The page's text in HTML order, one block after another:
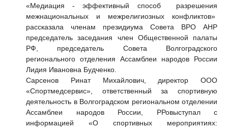
«Медиация - эффективный способ разрешения
межнациональных и межрелигиозных конфликтов»
рассказала членам президиума Совета ВРО АНР
председатель заседания член Общественной палаты
РФ, председатель Совета Волгоградского
регионального отделения Ассамблеи народов России
Лидия Ивановна Будченко.
Сарсенов Ринат Михайлович, директор ООО
«Спортмедсервис», ответственный за спортивную
деятельность в Волгоградском региональном отделении
Ассамблеи народов России, РРовыступал с
информацией «О спортивных мероприятиях: